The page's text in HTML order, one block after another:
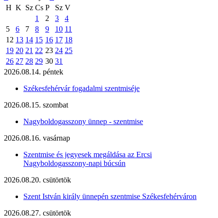
H K Sz Cs P Sz V
1
2 3
4
5
6 7 8 9 10 11
12 13 14 15 16 17 18
19 20 21 22 23 24 25
26 27 28 29 30 31
2026.08.14. péntek
Székesfehérvár fogadalmi szentmiséje
2026.08.15. szombat
Nagyboldogasszony ünnep - szentmise
2026.08.16. vasárnap
Szentmise és jegyesek megáldása az Ercsi
Nagyboldogasszony-napi búcsún
2026.08.20. csütörtök
Szent István király ünnepén szentmise Székesfehérváron
2026.08.27. csütörtök